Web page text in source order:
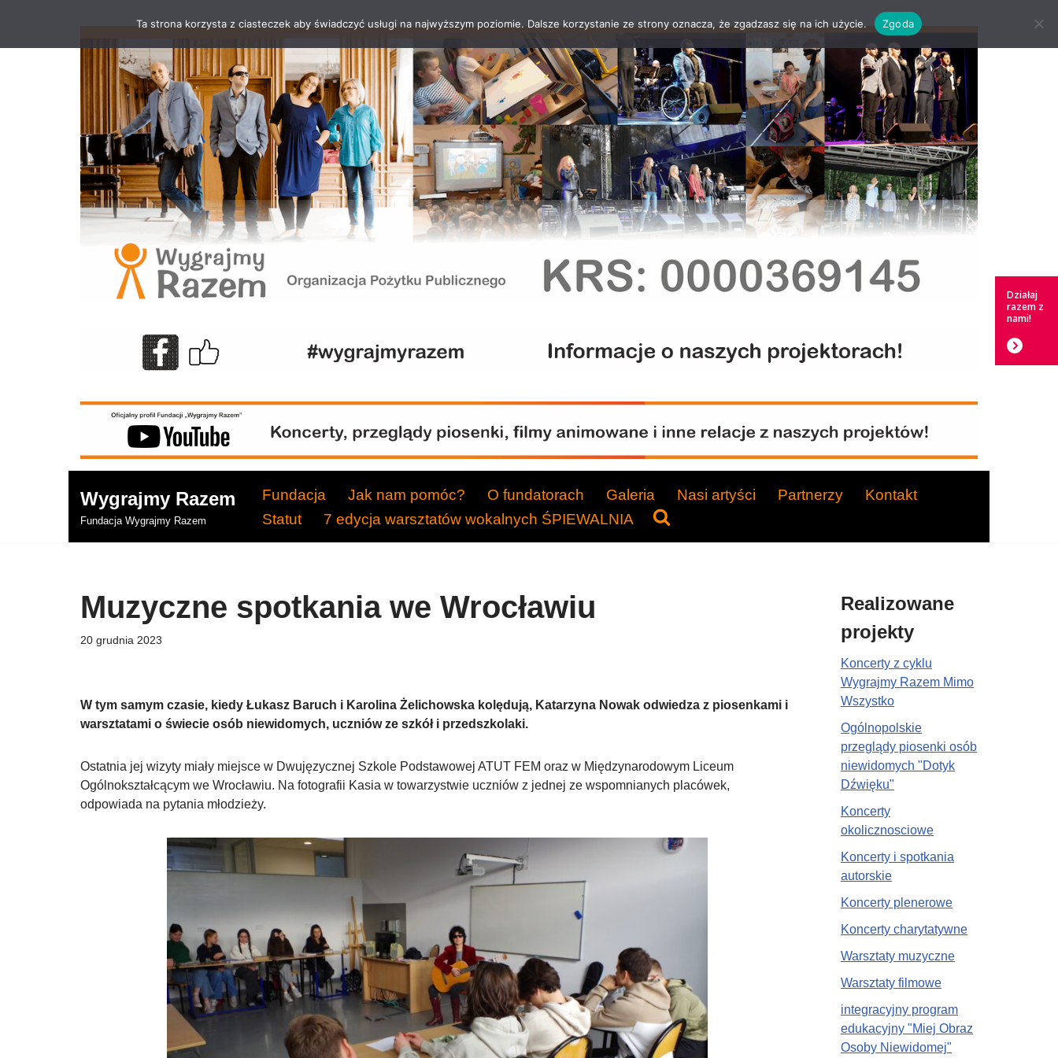
Wygrajmy Razem
Fundacja Wygrajmy Razem
Fundacja Jak nam pomóc? O fundatorach Galeria Nasi artyści Partnerzy
Kontakt
Statut
7 edycja warsztatów wokalnych ŚPIEWALNIA
Muzyczne spotkania we Wrocławiu
20 grudnia 2023
W tym samym czasie, kiedy Łukasz Baruch i Karolina Żelichowska kolędują, Katarzyna Nowak odwiedza z piosenkami i
warsztatami o świecie osób niewidomych, uczniów ze szkół i przedszkolaki.
Ostatnia jej wizyty miały miejsce w Dwujęzycznej Szkole Podstawowej ATUT FEM oraz w Międzynarodowym Liceum
Ogólnokształcącym we Wrocławiu. Na fotografii Kasia w towarzystwie uczniów z jednej ze wspomnianych placówek,
odpowiada na pytania młodzieży.
Realizowane
projekty
Koncerty z cyklu
Wygrajmy Razem Mimo
Wszystko
Ogólnopolskie
przeglądy piosenki osób
niewidomych "Dotyk
Dźwięku"
Koncerty
okolicznosciowe
Koncerty i spotkania
autorskie
Koncerty plenerowe
Koncerty charytatywne
Warsztaty muzyczne
Warsztaty filmowe
integracyjny program
edukacyjny "Miej Obraz
Osoby Niewidomej"
Ta strona korzysta z ciasteczek aby świadczyć usługi na najwyższym poziomie. Dalsze korzystanie ze strony oznacza, że zgadzasz się na ich użycie. Zgoda
Działaj
razem z
nami!